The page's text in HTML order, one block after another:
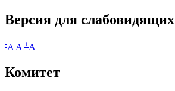
Версия для слабовидящих
-A A +A
Комитет